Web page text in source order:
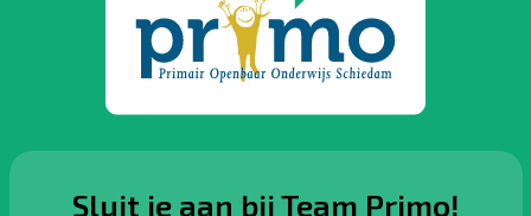
Sluit je aan bij Team Primo!